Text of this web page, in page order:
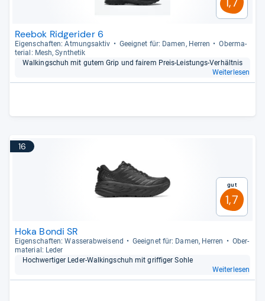
Reebok Ridgerider 6
Eigen­schaf­ten: Atmungs­ak­tiv Geeig­net für: Damen, Her­ren
Ober­ma­
te­rial: Mesh, Syn­the­tik
Wal­kingschuh mit gutem Grip und fai­rem Preis-​Leis­tungs-​Ver­hält­nis
Weiterlesen
16
Gut
1,7
Hoka Bondi SR
Eigen­schaf­ten: Was­ser­ab­wei­send Geeig­net für: Damen, Her­ren
Ober­
ma­te­rial: Leder
Hoch­wer­ti­ger Leder-​Wal­kingschuh mit grif­fi­ger Sohle
Weiterlesen